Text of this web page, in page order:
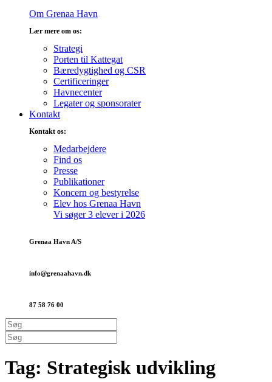
Om Grenaa Havn
Lær mere om os:
Strategi
Porten til Kattegat
Bæredygtighed og CSR
Certificeringer
Havnecenter
Legater og sponsorater
Kontakt
Kontakt os:
Medarbejdere
Find os
Presse
Publikationer
Koncern og bestyrelse
Elev hos Grenaa Havn
Vi søger 3 elever i 2026
Grenaa Havn A/S
info@grenaa­havn.dk
87 58 76 00
Tag: Strategisk udvikling